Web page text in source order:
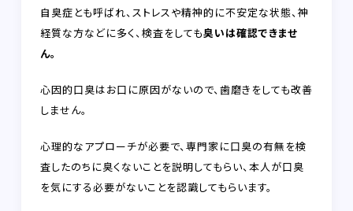
自臭症とも呼ばれ、ストレスや精神的に不安定な状態、神
経質な方などに多く、検査をしても臭いは確認できませ
ん。
心因的口臭はお口に原因がないので、歯磨きをしても改善
しません。
心理的なアプローチが必要で、専門家に口臭の有無を検
査したのちに臭くないことを説明してもらい、本人が口臭
を気にする必要がないことを認識してもらいます。